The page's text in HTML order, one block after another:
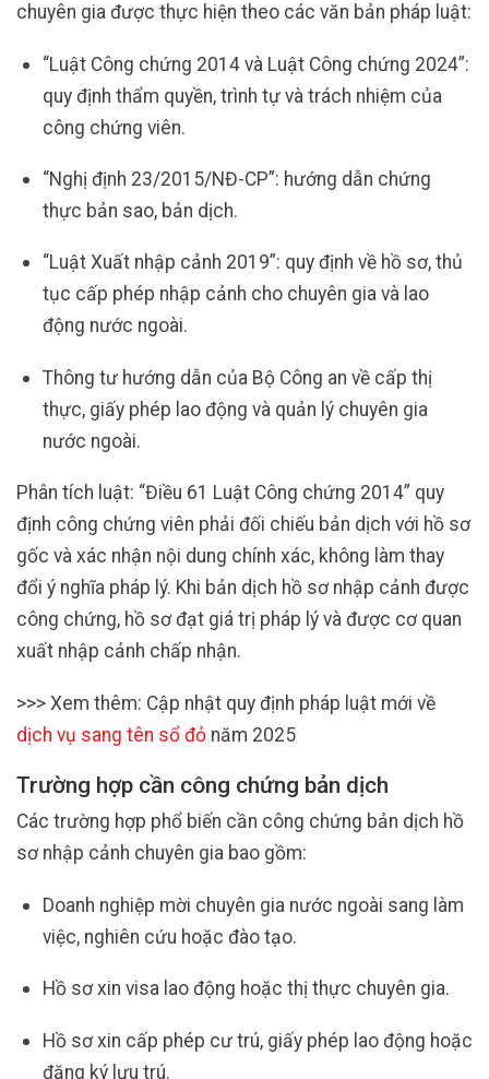
chuyên gia được thực hiện theo các văn bản pháp luật:
“Luật Công chứng 2014 và Luật Công chứng 2024”:
quy định thẩm quyền, trình tự và trách nhiệm của
công chứng viên.
“Nghị định 23/2015/NĐ-CP”: hướng dẫn chứng
thực bản sao, bản dịch.
“Luật Xuất nhập cảnh 2019”: quy định về hồ sơ, thủ
tục cấp phép nhập cảnh cho chuyên gia và lao
động nước ngoài.
Thông tư hướng dẫn của Bộ Công an về cấp thị
thực, giấy phép lao động và quản lý chuyên gia
nước ngoài.
Phân tích luật: “Điều 61 Luật Công chứng 2014” quy
định công chứng viên phải đối chiếu bản dịch với hồ sơ
gốc và xác nhận nội dung chính xác, không làm thay
đổi ý nghĩa pháp lý. Khi bản dịch hồ sơ nhập cảnh được
công chứng, hồ sơ đạt giá trị pháp lý và được cơ quan
xuất nhập cảnh chấp nhận.
>>> Xem thêm: Cập nhật quy định pháp luật mới về
dịch vụ sang tên sổ đỏ năm 2025
Trường hợp cần công chứng bản dịch
Các trường hợp phổ biến cần công chứng bản dịch hồ
sơ nhập cảnh chuyên gia bao gồm:
Doanh nghiệp mời chuyên gia nước ngoài sang làm
việc, nghiên cứu hoặc đào tạo.
Hồ sơ xin visa lao động hoặc thị thực chuyên gia.
Hồ sơ xin cấp phép cư trú, giấy phép lao động hoặc
đăng ký lưu trú.